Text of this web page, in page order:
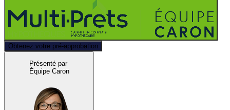
Obtenez votre pré-approbation
Présenté par
Équipe Caron